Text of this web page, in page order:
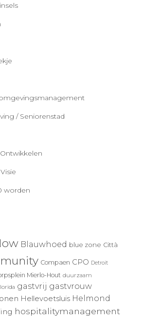
/ Seniorenstad
worden
Blauwhoed blue zone Città
Compaen CPO Detroit
Mierlo-Hout duurzaam
gastvrij gastvrouw
Hellevoetsluis Helmond
hospitalitymanagement